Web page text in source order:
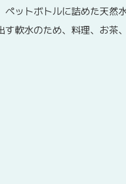
ットボトルに詰めた天然水
軟水のため、料理、お茶